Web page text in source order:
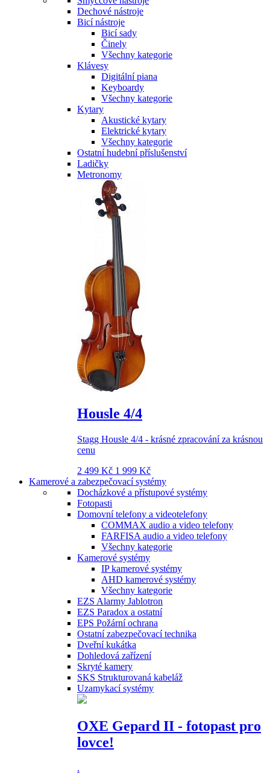
Dechové nástroje
Bicí nástroje
Bicí sady
Činely
Všechny kategorie
Klávesy
Digitální piana
Keyboardy
Všechny kategorie
Kytary
Akustické kytary
Elektrické kytary
Všechny kategorie
Ostatní hudební příslušenství
Ladičky
Metronomy
Housle 4/4
Stagg Housle 4/4 - krásné zpracování za krásnou
cenu
2 499 Kč 1 999 Kč
Kamerové a zabezpečovací systémy
Docházkové a přístupové systémy
Fotopasti
Domovní telefony a videotelefony
COMMAX audio a video telefony
FARFISA audio a video telefony
Všechny kategorie
Kamerové systémy
IP kamerové systémy
AHD kamerové systémy
Všechny kategorie
EZS Alarmy Jablotron
EZS Paradox a ostatní
EPS Požární ochrana
Ostatní zabezpečovací technika
Dveřní kukátka
Dohledová zařízení
Skryté kamery
SKS Strukturovaná kabeláž
Uzamykací systémy
OXE Gepard II - fotopast pro
lovce!
.